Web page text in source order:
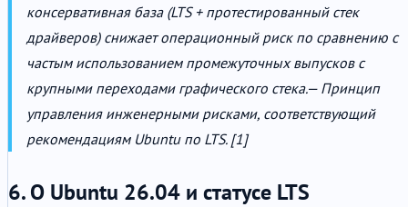
консервативная база (LTS + протестированный стек
драйверов) снижает операционный риск по сравнению с
частым использованием промежуточных выпусков с
крупными переходами графического стека.— Принцип
управления инженерными рисками, соответствующий
рекомендациям Ubuntu по LTS. [1]
6. О Ubuntu 26.04 и статусе LTS